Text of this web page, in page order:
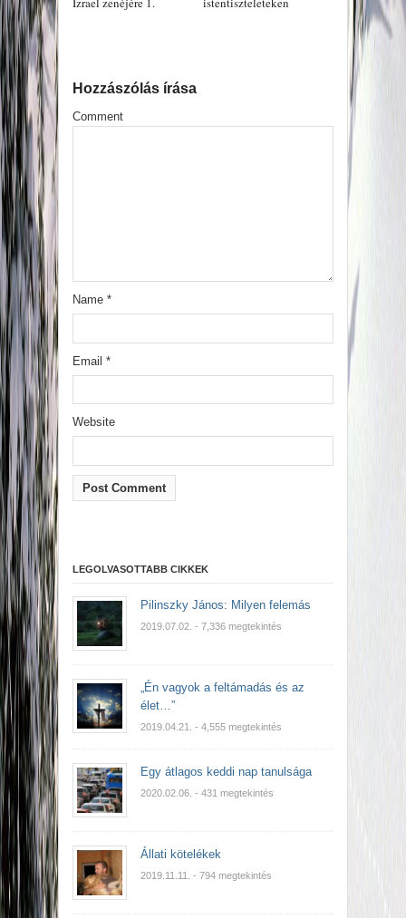
Hozzászólás írása
Comment
Name *
Email *
Website
LEGOLVASOTTABB CIKKEK
Pilinszky János: Milyen felemás
2019.07.02. - 7,336 megtekintés
„Én vagyok a feltámadás és az
élet…”
2019.04.21. - 4,555 megtekintés
Egy átlagos keddi nap tanulsága
2020.02.06. - 431 megtekintés
Állati kötelékek
2019.11.11. - 794 megtekintés